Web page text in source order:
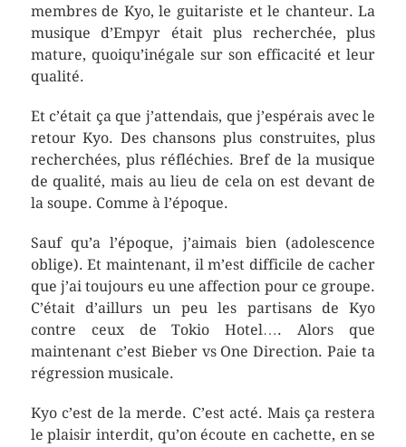
membres de Kyo, le guitariste et le chanteur. La
musique d’Empyr était plus recherchée, plus
mature, quoiqu’inégale sur son efficacité et leur
qualité.
Et c’était ça que j’attendais, que j’espérais avec le
retour Kyo. Des chansons plus construites, plus
recherchées, plus réfléchies. Bref de la musique
de qualité, mais au lieu de cela on est devant de
la soupe. Comme à l’époque.
Sauf qu’a l’époque, j’aimais bien (adolescence
oblige). Et maintenant, il m’est difficile de cacher
que j’ai toujours eu une affection pour ce groupe.
C’était d’aillurs un peu les partisans de Kyo
contre ceux de Tokio Hotel…. Alors que
maintenant c’est Bieber vs One Direction. Paie ta
régression musicale.
Kyo c’est de la merde. C’est acté. Mais ça restera
le plaisir interdit, qu’on écoute en cachette, en se